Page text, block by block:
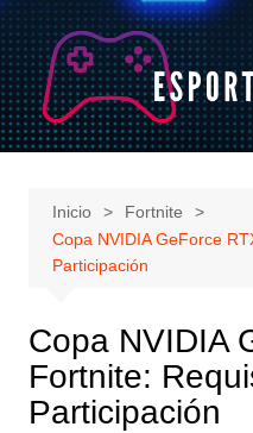
Saltar
al
contenido
Inicio
Fortnite
Copa NVIDIA GeForce
Participación
Copa NVIDIA
Fortnite:
Participación